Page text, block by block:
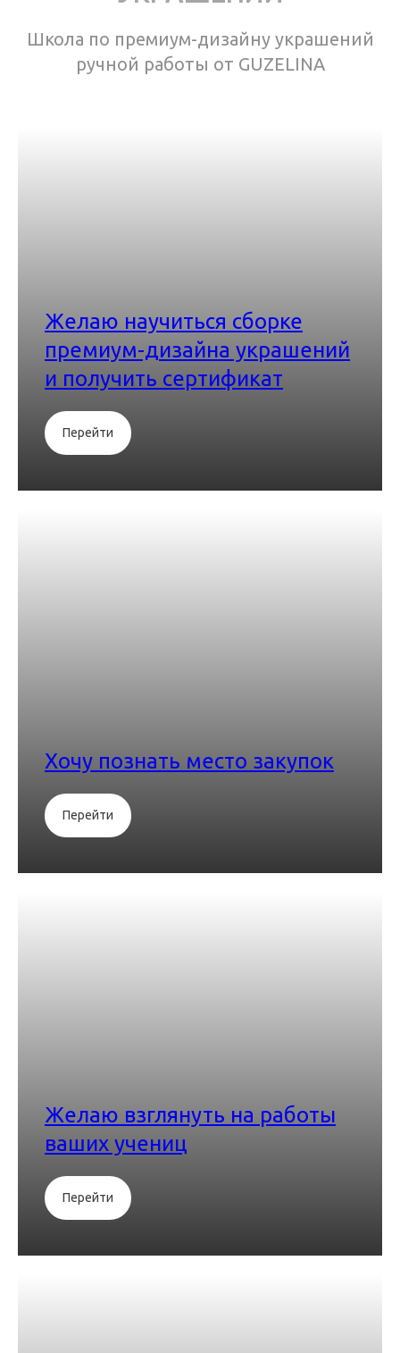
Школа по премиум-дизайну украшений
ручной работы от GUZELINA
Желаю научиться сборке
премиум-дизайна украшений
и получить сертификат
Перейти
Хочу познать место закупок
Перейти
Желаю взглянуть на работы
ваших учениц
Перейти